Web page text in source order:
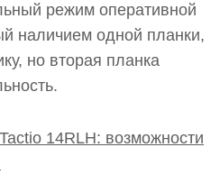
режим оперативной
наличием одной планки,
но вторая планка